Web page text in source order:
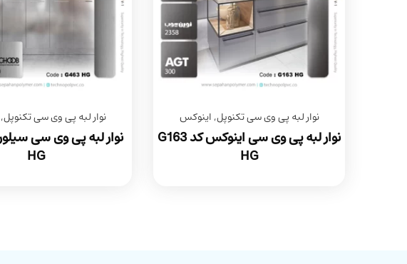
نوار لبه پی وی سی تکنوپل, اینوکس
نوار لبه پی وی سی اینوکس کد G163
HG
نوار لبه پی وی سی تکنوپل,
HG